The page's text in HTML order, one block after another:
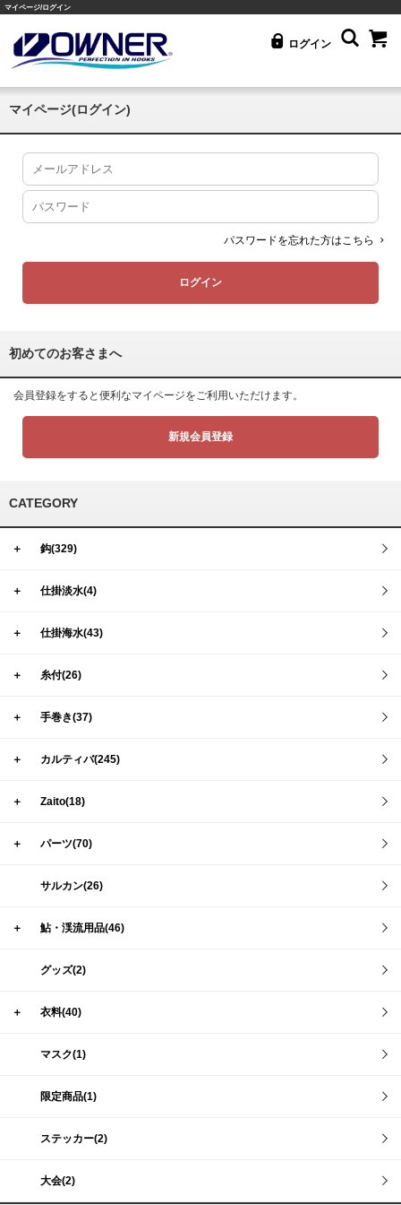
マイページ/ログイン
ログイン
マイページ(ログイン)
パスワードを忘れた方はこちら
初めてのお客さまへ
会員登録をすると便利なマイページをご利用いただけます。
新規会員登録
CATEGORY
＋ 鈎(329)
＋ 仕掛淡水(4)
＋ 仕掛海水(43)
＋ 糸付(26)
＋ 手巻き(37)
＋ カルティバ(245)
＋ Zaito(18)
＋ パーツ(70)
サルカン(26)
＋ 鮎・渓流用品(46)
グッズ(2)
＋ 衣料(40)
マスク(1)
限定商品(1)
ステッカー(2)
大会(2)